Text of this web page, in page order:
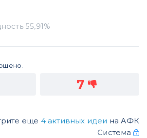
7
еще 4 активных идеи на АФК
Система